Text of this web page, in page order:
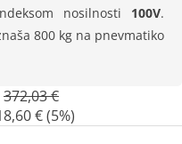
nosilnosti 100V.
800 kg na pnevmatiko
372,03 €
€ (5%)